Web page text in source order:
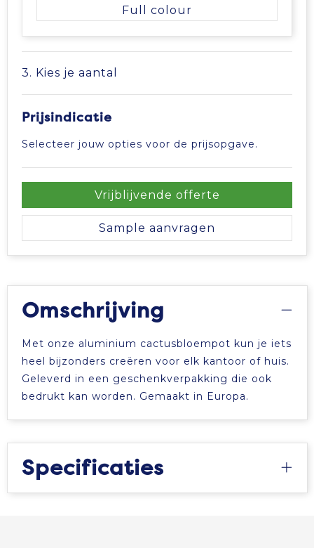
Full colour
3. Kies je aantal
Prijsindicatie
Selecteer jouw opties voor de prijsopgave.
Vrijblijvende offerte
Sample aanvragen
Omschrijving
Met onze aluminium cactusbloempot kun je iets
heel bijzonders creëren voor elk kantoor of huis.
Geleverd in een geschenkverpakking die ook
bedrukt kan worden. Gemaakt in Europa.
Specificaties